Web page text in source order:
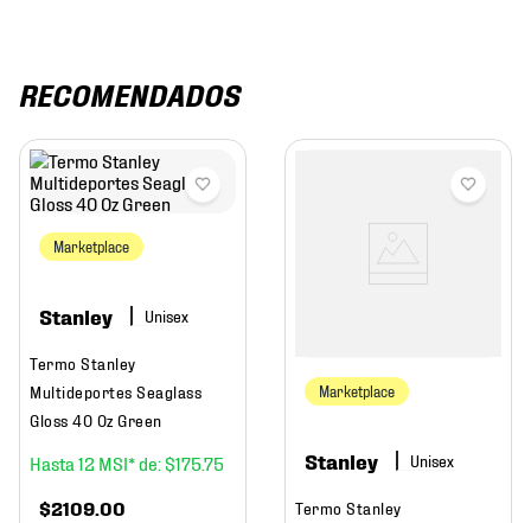
RECOMENDADOS
Marketplace
Stanley
Termo Stanley
Multideportes Seaglass
Gloss 40 Oz Green
12 $17575
$2109 00
Marketplace
Stanley
Termo Stanley